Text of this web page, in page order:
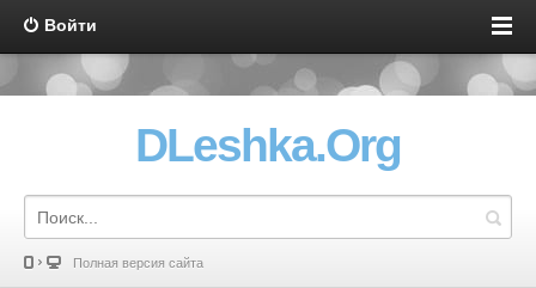
Войти
DLeshka.Org
Полная версия сайта